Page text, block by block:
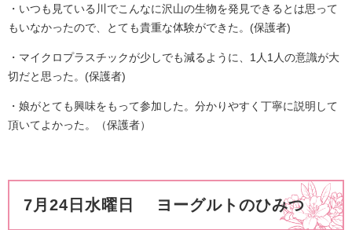
・いつも見ている川でこんなに沢山の生物を発見できるとは思って
もいなかったので、とても貴重な体験ができた。(保護者)
​・マイクロプラスチックが少しでも減るように、1人1人の意識が大
切だと思った。(保護者)
​・娘がとても興味をもって参加した。分かりやすく丁寧に説明して
頂いてよかった。（保護者）
7月24日水曜日 ヨーグルトのひみつ